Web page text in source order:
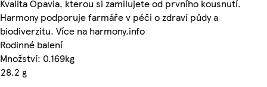
Kvalita Opavia, kterou si zamilujete od prvního kousnutí.
Harmony podporuje farmáře v péči o zdraví půdy a
biodiverzitu. Více na harmony.info
Rodinné balení
Množství: 0.169kg
28.2 g